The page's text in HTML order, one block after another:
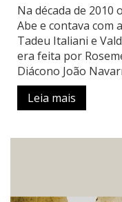
Na década de 2010
Abe e contava com
Tadeu Italiani e
era feita por
Diácono João
Leia mais